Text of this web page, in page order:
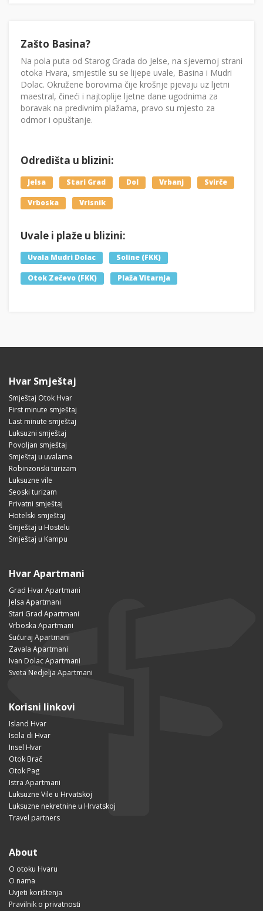
Zašto Basina?
Na pola puta od Starog Grada do Jelse, na sjevernoj strani
otoka Hvara, smjestile su se lijepe uvale, Basina i Mudri
Dolac. Okružene borovima čije krošnje pjevaju uz ljetni
maestral, čineći i najtoplije ljetne dane ugodnima za
boravak na predivnim plažama, pravo su mjesto za
odmor i opuštanje.
Odredišta u blizini:
Jelsa Stari Grad Dol Vrbanj Svirče
Vrboska Vrisnik
Uvale i plaže u blizini:
Uvala Mudri Dolac Soline (FKK)
Otok Zečevo (FKK) Plaža Vitarnja
Hvar Smještaj
Smještaj Otok Hvar
First minute smještaj
Last minute smještaj
Luksuzni smještaj
Povoljan smještaj
Smještaj u uvalama
Robinzonski turizam
Luksuzne vile
Seoski turizam
Privatni smještaj
Hotelski smještaj
Smještaj u Hostelu
Smještaj u Kampu
Hvar Apartmani
Grad Hvar Apartmani
Jelsa Apartmani
Stari Grad Apartmani
Vrboska Apartmani
Sućuraj Apartmani
Zavala Apartmani
Ivan Dolac Apartmani
Sveta Nedjelja Apartmani
Korisni linkovi
Island Hvar
Isola di Hvar
Insel Hvar
Otok Brač
Otok Pag
Istra Apartmani
Luksuzne Vile u Hrvatskoj
Luksuzne nekretnine u Hrvatskoj
Travel partners
About
O otoku Hvaru
O nama
Uvjeti korištenja
Pravilnik o privatnosti